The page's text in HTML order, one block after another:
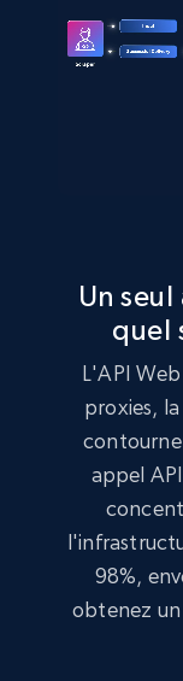
Un
quel
L'API
proxies,
appel
98%,
obtenez